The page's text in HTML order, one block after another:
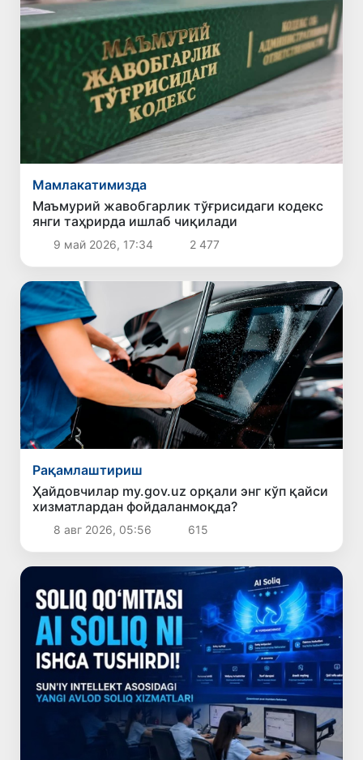
Мамлакатимизда
Маъмурий жавобгарлик тўғрисидаги кодекс
янги таҳрирда ишлаб чиқилади
9 май 2026, 17:34 2 477
Рақамлаштириш
Ҳайдовчилар my.gov.uz орқали энг кўп қайси
хизматлардан фойдаланмоқда?
8 авг 2026, 05:56 615